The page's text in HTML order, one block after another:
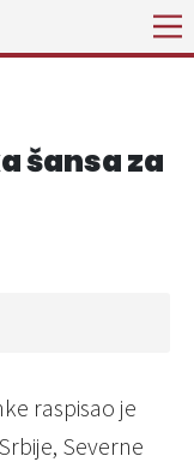
šansa za
raspisao je
Severne